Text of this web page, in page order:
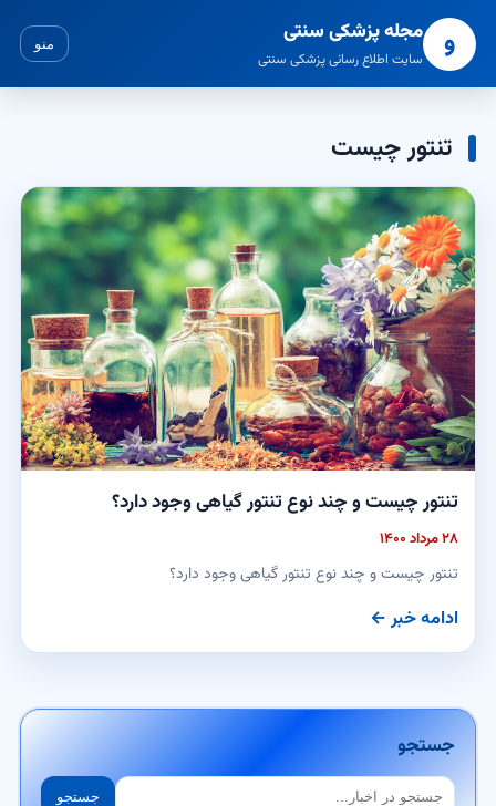
و مجله پزشکی سنتی
سایت اطلاع رسانی پزشکی سنتی
منو
تنتور چیست
تنتور چیست و چند نوع تنتور گیاهی وجود دارد؟
۲۸ مرداد ۱۴۰۰
تنتور چیست و چند نوع تنتور گیاهی وجود دارد؟
ادامه خبر ←
جستجو
جستجو جستجو